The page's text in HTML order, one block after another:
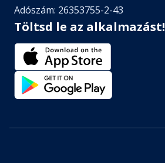
Adószám: 26353755-2-43
Töltsd le az alkalmazást!